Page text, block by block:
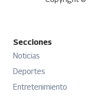
Secciones
Noticias
Deportes
Entretenimiento